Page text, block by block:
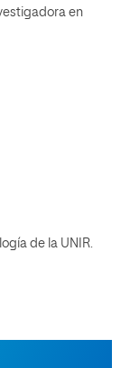
en
de la UNIR.